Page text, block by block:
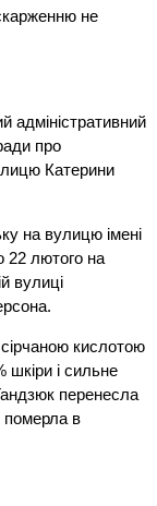
не
адміністративний
про
Катерини
на вулицю імені
22 лютого на
вулиці
кислотою
шкіри і сильне
перенесла
померла в